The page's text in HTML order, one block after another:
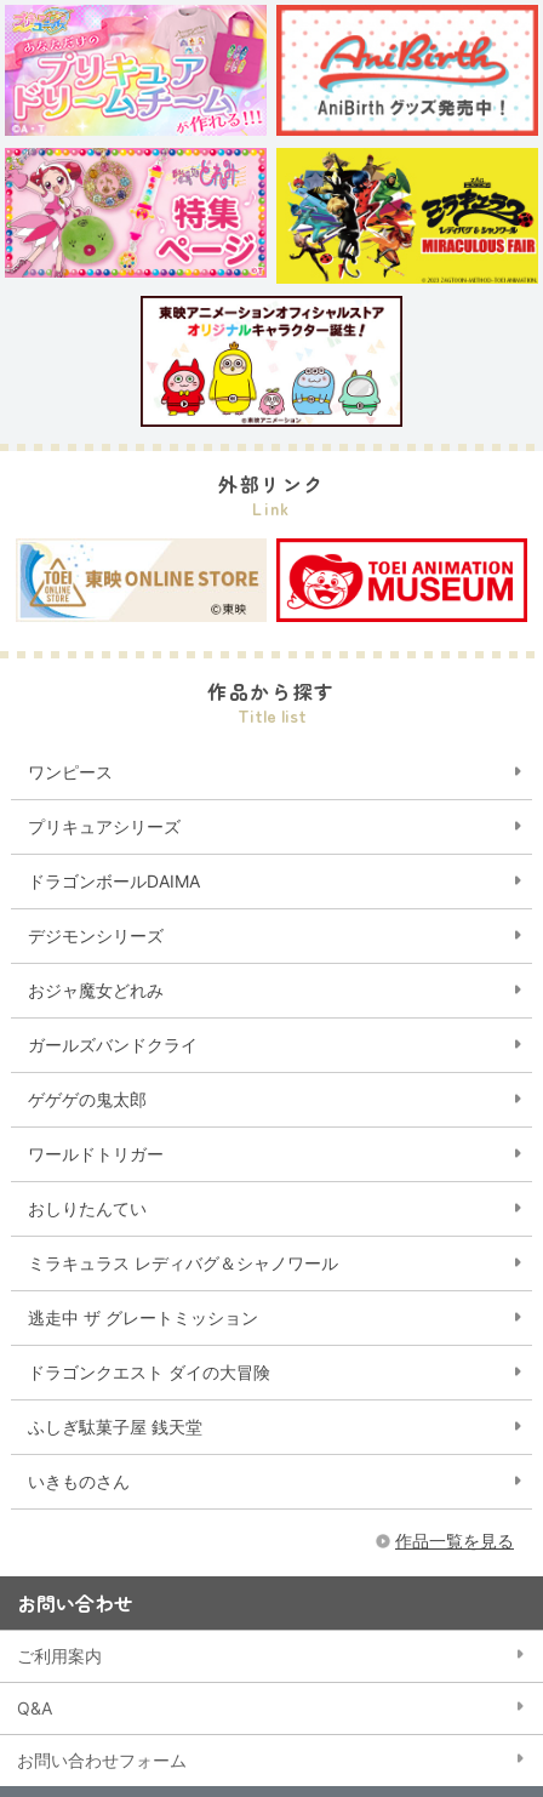
外部リンク
Link
作品から探す
Title list
ワンピース
プリキュアシリーズ
ドラゴンボールDAIMA
デジモンシリーズ
おジャ魔女どれみ
ガールズバンドクライ
ゲゲゲの鬼太郎
ワールドトリガー
おしりたんてい
ミラキュラス レディバグ＆シャノワール
逃走中 ザ グレートミッション
ドラゴンクエスト ダイの大冒険
ふしぎ駄菓子屋 銭天堂
いきものさん
作品一覧を見る
お問い合わせ
ご利用案内
Q&A
お問い合わせフォーム